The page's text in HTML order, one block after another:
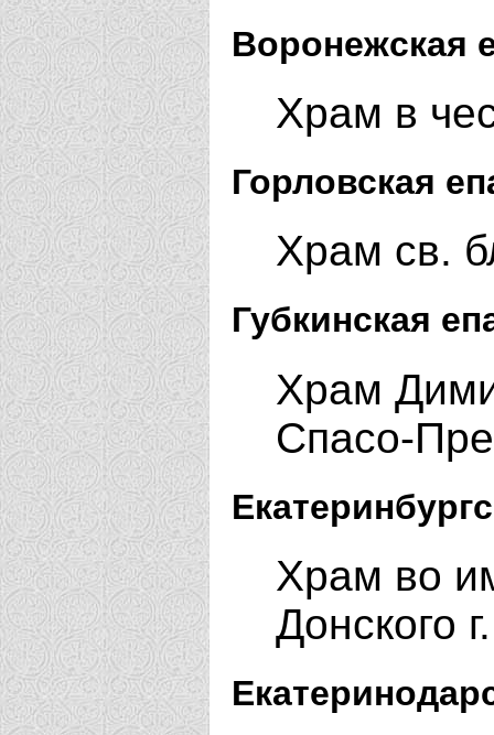
Воронежская
Храм в
Горловская
Храм св.
Губкинская
Храм
Спасо-
Храм во
Донского